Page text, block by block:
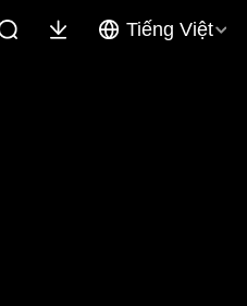
Tiếng Việt